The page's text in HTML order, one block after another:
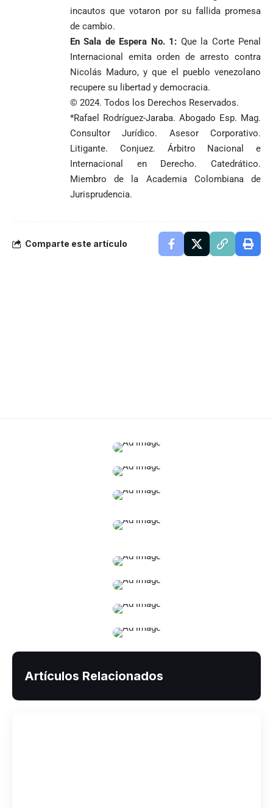
incautos que votaron por su fallida promesa
de cambio.
En Sala de Espera No. 1: Que la Corte Penal
Internacional emita orden de arresto contra
Nicolás Maduro, y que el pueblo venezolano
recupere su libertad y democracia.
© 2024. Todos los Derechos Reservados.
*Rafael Rodríguez-Jaraba. Abogado Esp. Mag.
Consultor Jurídico. Asesor Corporativo.
Litigante. Conjuez. Árbitro Nacional e
Internacional en Derecho. Catedrático.
Miembro de la Academia Colombiana de
Jurisprudencia.
Comparte este artículo
Artículos Relacionados